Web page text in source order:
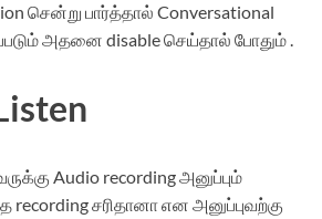
சென்று பார்த்தால் Conversational
அதனை disable செய்தால் போதும் .
Audio recording அனுப்பும்
சரிதானா என அனுப்புவற்கு